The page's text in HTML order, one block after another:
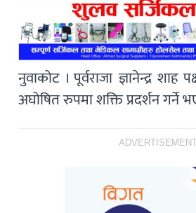
नुवाकोट । पूर्वराजा ज्ञानेन्द्र शाह
अघोषित रुपमा शक्ति प्रदर्शन गर्ने